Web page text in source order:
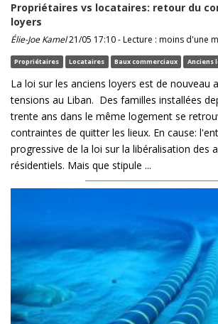
Propriétaires vs locataires: retour du
loyers
Élie-Joe Kamel21/05 17:10 - Lecture : moins d'une
Propriétaires Locataires Baux commerciaux Anciens
La loi sur les anciens loyers est de nouveau
tensions au Liban. Des familles installées
trente ans dans le même logement se
contraintes de quitter les lieux. En cause:
progressive de la loi sur la libéralisation des
résidentiels. Mais que stipule ...